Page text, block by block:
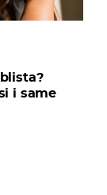
i same